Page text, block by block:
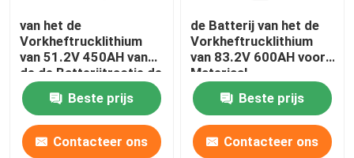
van het de
Vorkheftrucklithium
van 51.2V 450AH van
de de Batterijtractie de
Batterijsysteem voor
de Vrachtwagen van
Hyster E
Beste prijs
Contacteer ons
de Batterij van het de
Vorkheftrucklithium
van 83.2V 600AH voor
Materiaal
Behandelingsmateriaal
Beste prijs
Contacteer ons